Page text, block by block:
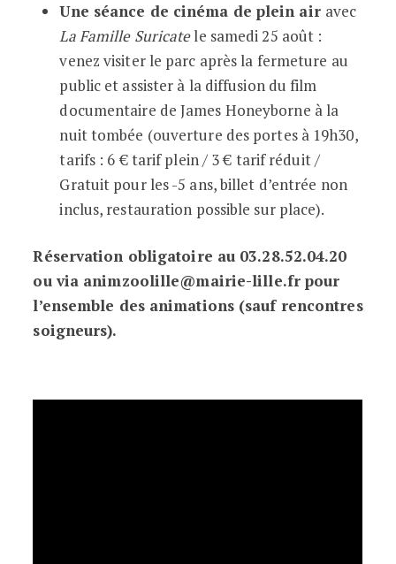
Une séance de cinéma de plein air avec
La Famille Suricatele samedi 25 août :
venez visiter le parc après la fermeture au
public et assister à la diffusion du film
documentaire de James Honeyborne à la
nuit tombée (ouverture des portes à 19h30,
tarifs : 6 € tarif plein / 3 € tarif réduit /
Gratuit pour les -5 ans, billet d’entrée non
inclus, restauration possible sur place).
Réservation obligatoire au 03.28.52.04.20
ou via animzoolille@mairie-lille.fr pour
l’ensemble des animations (sauf rencontres
soigneurs).